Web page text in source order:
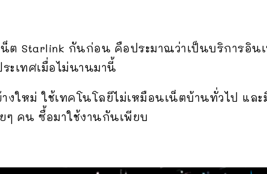
น็ต Starlink กันก่อน คือประมาณว่าเป็นบริการอิน
ะเทศเมื่อไม่นานมานี้
ใหม่ ใช้เทคโนโลยีไม่เหมือนเน็ตบ้านทั่วไป และ
ๆ คน ซื้อมาใช้งานกันเพียบ